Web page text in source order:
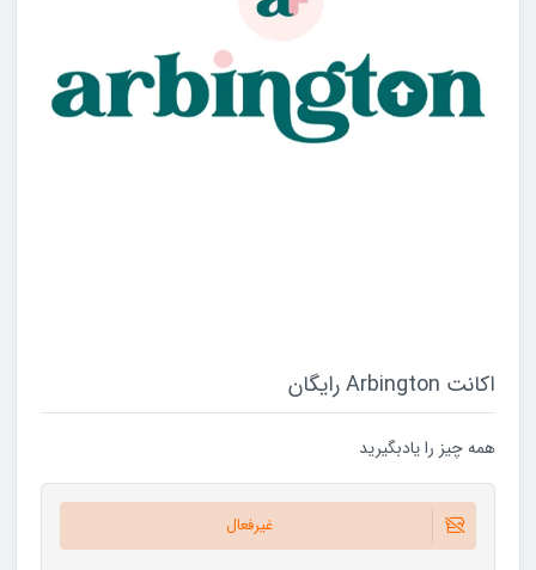
اکانت Arbington رایگان
همه چیز را یادبگیرید
غیرفعال